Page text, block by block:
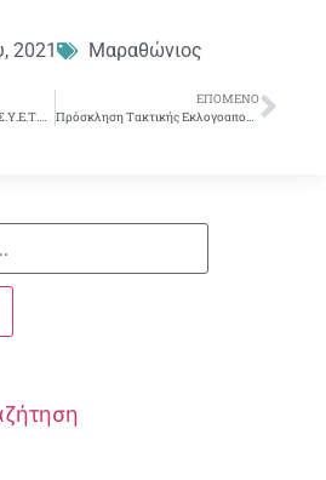
2021 Μαραθώνιος
Ομιλία του Προέδρου του Σ.Υ.Ε.Τ.Ε., σδ Γιώργου Μότσιου, στη Γενική Συνέλευση των Μετόχων της Εθνικής Τράπεζας
ΕΠΌΜΕΝΟ
Πρόσκληση Τακτικής Εκλογοαπολογιστικής Συνέλευσης των μελών του Σ.Υ.Ε.Τ.Ε.